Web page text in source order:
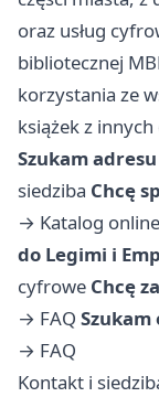
oraz usług
bibliotecznej
korzystania ze
książek z innych
Szukam
siedziba Chcę
→ Katalog
do Legimi i
cyfrowe Chcę
→ FAQ
→ FAQ
Kontakt i